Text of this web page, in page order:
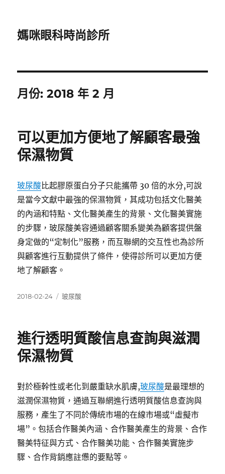
媽咪眼科時尚診所
月份:2018 年 2 月
可以更加方便地了解顧客最強
保濕物質
玻尿酸比起膠原蛋白分子只能攜帶 30 倍的水分,可說
是當今文獻中最強的保濕物質，其成功包括文化醫美
的內涵和特點、文化醫美產生的背景、文化醫美實施
的步驟，玻尿酸美容通過顧客關系變美為顧客提供盤
身定做的“定制化”服務，而互聯網的交互性也為診所
與顧客進行互動提供了條件，使得診所可以更加方便
地了解顧客。
發
2018-02-24
分
玻尿酸
進行透明質酸信息查詢與滋潤
保濕物質
對於極幹性或老化到嚴重缺水肌膚,玻尿酸是最理想的
滋潤保濕物質，通過互聯網進行透明質酸信息查詢與
服務，產生了不同於傳統市場的在線市場或“虛擬市
場”。包括合作醫美內涵、合作醫美產生的背景、合作
醫美特征與方式、合作醫美功能、合作醫美實施步
驟、合作背銷應註憊的要點等。